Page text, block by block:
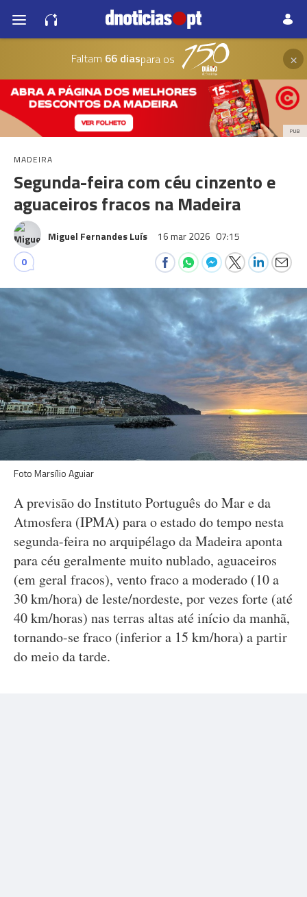
Faltam 66 diaspara os ×
PUB
MADEIRA
Segunda-feira com céu cinzento e
aguaceiros fracos na Madeira
Miguel Fernandes Luís 16 mar 2026 07:15
0
Foto Marsílio Aguiar
A previsão do Instituto Português do Mar e da
Atmosfera (IPMA) para o estado do tempo nesta
segunda-feira no arquipélago da Madeira aponta
para céu geralmente muito nublado, aguaceiros
(em geral fracos), vento fraco a moderado (10 a
30 km/hora) de leste/nordeste, por vezes forte (até
40 km/horas) nas terras altas até início da manhã,
tornando-se fraco (inferior a 15 km/hora) a partir
do meio da tarde.